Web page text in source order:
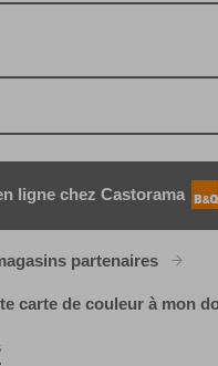
ligne chez Castorama
partenaires
carte de couleur à mon